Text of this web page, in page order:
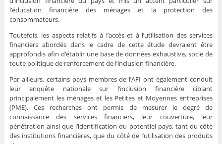
l’éducation financière des ménages et la protection des
consommateurs.
Toutefois, les aspects relatifs à l’accès et à l’utilisation des services
financiers abordés dans le cadre de cette étude devraient être
approfondis afin d’établir une base de données exhaustive, socle de
toute politique de renforcement de l’inclusion financière.
Par ailleurs, certains pays membres de l’AFI ont également conduit
leur enquête nationale sur l’inclusion financière ciblant
principalement les ménages et les Petites et Moyennes entreprises
(PME). Ces recherches ont permis de mesurer le degré de
connaissance des services financiers, leur couverture, leur
pénétration ainsi que l’identification du potentiel pays, tant du côté
des institutions financières, que du côté de l’utilisation des produits